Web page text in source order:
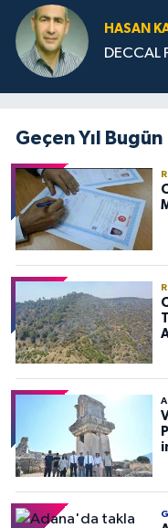
HASAN
DECCAL
Geçen Yıl Bugün